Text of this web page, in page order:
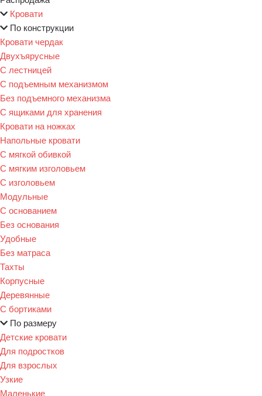
Кровати
По конструкции
Кровати чердак
Двухъярусные
С лестницей
С подъемным механизмом
Без подъемного механизма
С ящиками для хранения
Кровати на ножках
Напольные кровати
С мягкой обивкой
С мягким изголовьем
С изголовьем
Модульные
С основанием
Без основания
Удобные
Без матраса
Тахты
Корпусные
Деревянные
С бортиками
По размеру
Детские кровати
Для подростков
Для взрослых
Узкие
Маленькие